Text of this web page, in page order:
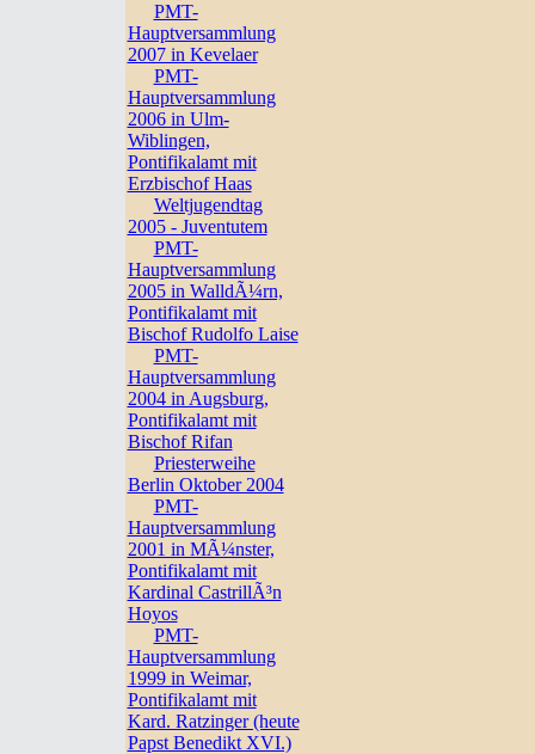
PMT-
Hauptversammlung
2007 in Kevelaer
PMT-
Hauptversammlung
2006 in Ulm-
Wiblingen,
Pontifikalamt mit
Erzbischof Haas
Weltjugendtag
2005 - Juventutem
PMT-
Hauptversammlung
2005 in WalldÃ¼rn,
Pontifikalamt mit
Bischof Rudolfo Laise
PMT-
Hauptversammlung
2004 in Augsburg,
Pontifikalamt mit
Bischof Rifan
Priesterweihe
Berlin Oktober 2004
PMT-
Hauptversammlung
2001 in MÃ¼nster,
Pontifikalamt mit
Kardinal CastrillÃ³n
Hoyos
PMT-
Hauptversammlung
1999 in Weimar,
Pontifikalamt mit
Kard. Ratzinger (heute
Papst Benedikt XVI.)